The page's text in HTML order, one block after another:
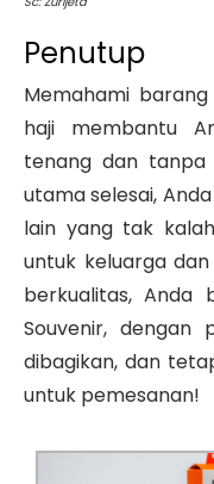
Penutup
Memahami
haji membantu
tenang dan tanpa
utama selesai,
lain yang tak
untuk keluarga
berkualitas, Anda
Souvenir, dengan
dibagikan, dan
untuk pemesanan!